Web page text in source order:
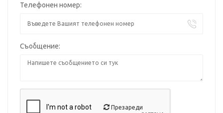
Телефонен номер:
Съобщение:
Презареди